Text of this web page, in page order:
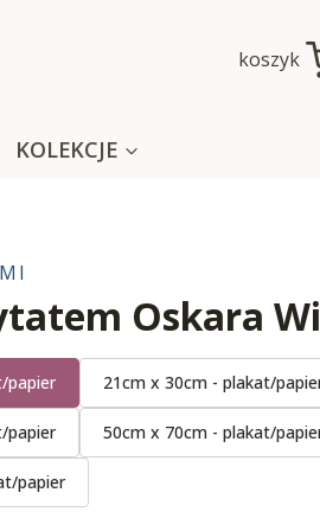
koszyk
KOLEKCJE
Oskara
papier 21cm x 30cm - plakat/
papier 50cm x 70cm - plakat/
papier